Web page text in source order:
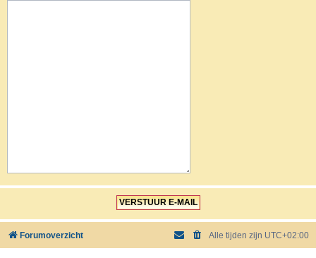
Forumoverzicht Alle tijden zijn UTC+02:00